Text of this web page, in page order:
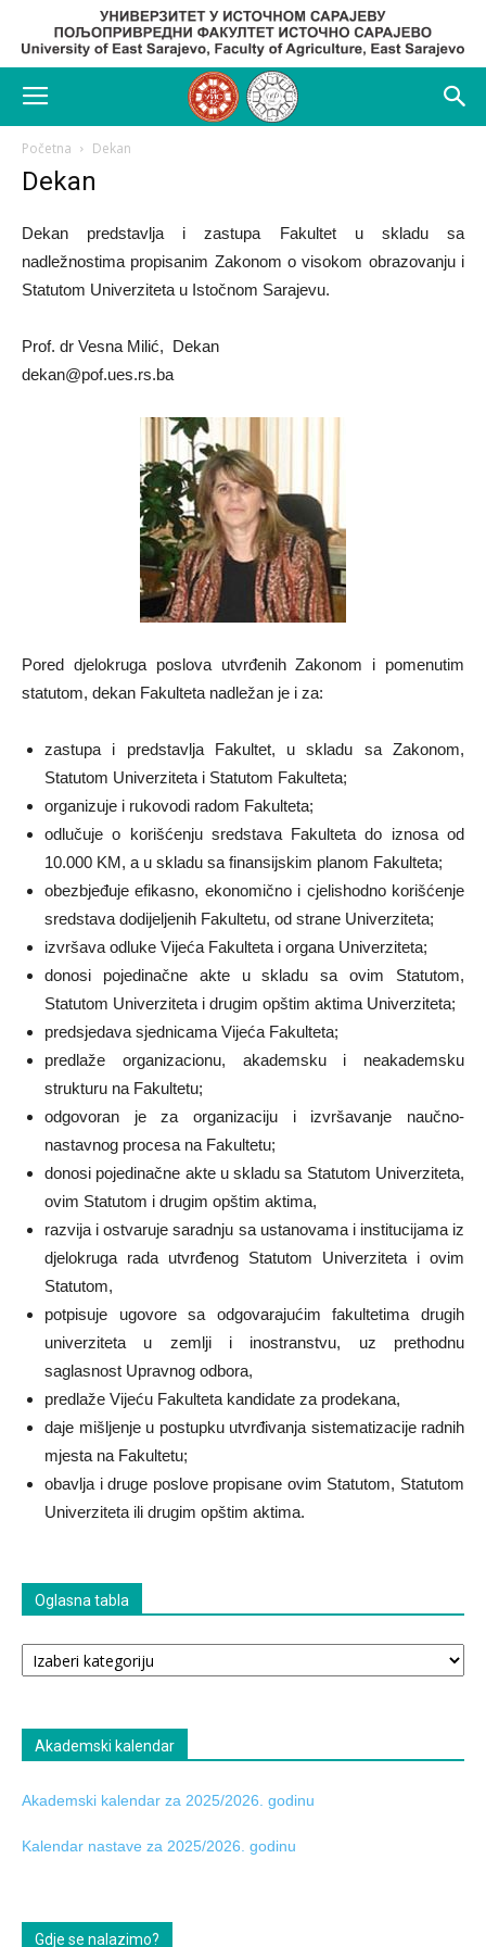
Početna Dekan
Dekan
Dekan predstavlja i zastupa Fakultet u skladu sa
nadležnostima propisanim Zakonom o visokom obrazovanju i
Statutom Univerziteta u Istočnom Sarajevu.
Prof. dr Vesna Milić, Dekan
dekan@pof.ues.rs.ba
Pored djelokruga poslova utvrđenih Zakonom i pomenutim
statutom, dekan Fakulteta nadležan je i za:
zastupa i predstavlja Fakultet, u skladu sa Zakonom,
Statutom Univerziteta i Statutom Fakulteta;
organizuje i rukovodi radom Fakulteta;
odlučuje o korišćenju sredstava Fakulteta do iznosa od
10.000 KM, a u skladu sa finansijskim planom Fakulteta;
obezbjeđuje efikasno, ekonomično i cjelishodno korišćenje
sredstava dodijeljenih Fakultetu, od strane Univerziteta;
izvršava odluke Vijeća Fakulteta i organa Univerziteta;
donosi pojedinačne akte u skladu sa ovim Statutom,
Statutom Univerziteta i drugim opštim aktima Univerziteta;
predsjedava sjednicama Vijeća Fakulteta;
predlaže organizacionu, akademsku i neakademsku
strukturu na Fakultetu;
odgovoran je za organizaciju i izvršavanje naučno-
nastavnog procesa na Fakultetu;
donosi pojedinačne akte u skladu sa Statutom Univerziteta,
ovim Statutom i drugim opštim aktima,
razvija i ostvaruje saradnju sa ustanovama i institucijama iz
djelokruga rada utvrđenog Statutom Univerziteta i ovim
Statutom,
potpisuje ugovore sa odgovarajućim fakultetima drugih
univerziteta u zemlji i inostranstvu, uz prethodnu
saglasnost Upravnog odbora,
predlaže Vijeću Fakulteta kandidate za prodekana,
daje mišljenje u postupku utvrđivanja sistematizacije radnih
mjesta na Fakultetu;
obavlja i druge poslove propisane ovim Statutom, Statutom
Univerziteta ili drugim opštim aktima.
Oglasna tabla
Oglasna
tabla
Akademski kalendar
Akademski kalendar za 2025/2026. godinu
Kalendar nastave za 2025/2026. godinu
Gdje se nalazimo?